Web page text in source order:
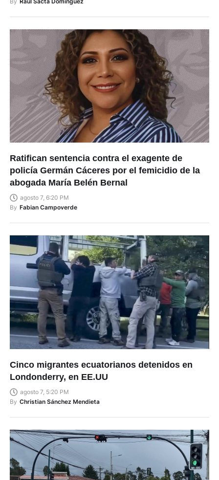
Ratifican sentencia contra el exagente de
policía Germán Cáceres por el femicidio de la
abogada María Belén Bernal
agosto 7, 6:20 PM
By Fabian Campoverde
Cinco migrantes ecuatorianos detenidos en
Londonderry, en EE.UU
agosto 7, 5:20 PM
By Christian Sánchez Mendieta